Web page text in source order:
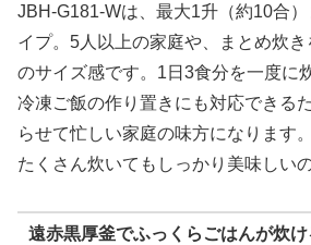
JBH-G181-Wは、最大1升（約10合
イプ。5人以上の家庭や、まとめ炊き
のサイズ感です。1日3食分を一度に
冷凍ご飯の作り置きにも対応できる
らせて忙しい家庭の味方になります
たくさん炊いてもしっかり美味しい
遠赤黒厚釜でふっくらごはんが炊け